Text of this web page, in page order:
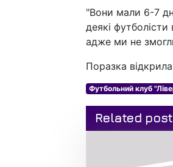
"Вони мали 6-7
деякі
адже ми не
Поразка
Футбольний клуб
Related